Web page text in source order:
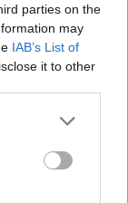
parties on the
may
IAB’s List of
it to other
more Google
may click to
party tags to
below Google
οι
(IVF)